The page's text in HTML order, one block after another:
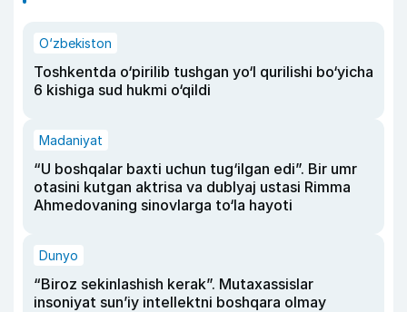
O‘zbekiston
Toshkentda o‘pirilib tushgan yo‘l qurilishi bo‘yicha
6 kishiga sud hukmi o‘qildi
Madaniyat
“U boshqalar baxti uchun tug‘ilgan edi”. Bir umr
otasini kutgan aktrisa va dublyaj ustasi Rimma
Ahmedovaning sinovlarga to‘la hayoti
Dunyo
“Biroz sekinlashish kerak”. Mutaxassislar
insoniyat sun’iy intellektni boshqara olmay